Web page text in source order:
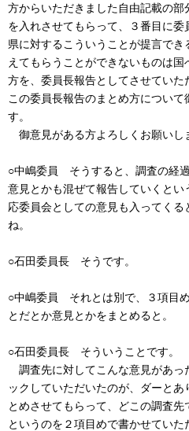
方からいただきました自由記載の
を入れさせてもらって、３番目に
県に対するこういうことが提言で
えてもらうことができないものは
方を、委員長報告としてさせていた
この委員長報告のまとめ方につい
す。
御意見がある方よろしくお願いし
○中嶋委員 そうすると、調査の経
意見とかも混ぜて報告していくと
応委員会としての意見も入ってく
ね。
○石田委員長 そうです。
○中嶋委員 それとは別で、３項目
とだとか意見とかをまとめると。
○石田委員長 そういうことです。
調査先に対してこんな意見があっ
ックしていただいたのが、ダーと
とめさせてもらって、どこの調査
というのを２項目めで書かせてい